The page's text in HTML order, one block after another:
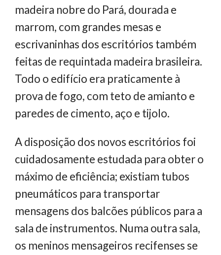
madeira nobre do Pará, dourada e
marrom, com grandes mesas e
escrivaninhas dos escritórios também
feitas de requintada madeira brasileira.
Todo o edifício era praticamente à
prova de fogo, com teto de amianto e
paredes de cimento, aço e tijolo.
A disposição dos novos escritórios foi
cuidadosamente estudada para obter o
máximo de eficiência; existiam tubos
pneumáticos para transportar
mensagens dos balcões públicos para a
sala de instrumentos. Numa outra sala,
os meninos mensageiros recifenses se